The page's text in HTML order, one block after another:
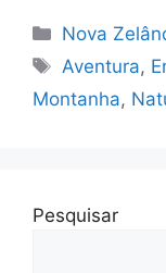
Categorias
Nova
Tags
Aventura,
Montanha,
Pesquisar